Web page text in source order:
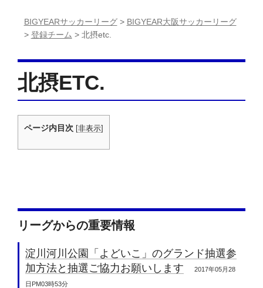
BIGYEARサッカーリーグ> BIGYEAR大阪サッカーリーグ
> 登録チーム > 北摂etc.
北摂ETC.
ページ内目次 [非表示]
リーグからの重要情報
淀川河川公園「よどいこ」のグランド抽選参
加方法と抽選ご協力お願いします
2017年05月28
日PM03時53分